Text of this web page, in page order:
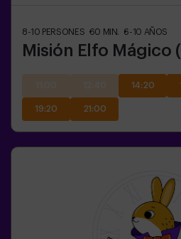
8-10 PERSONES 60 MIN. 6-10 AÑOS
Misión Elfo Mágico
14:20
19:20 21:00